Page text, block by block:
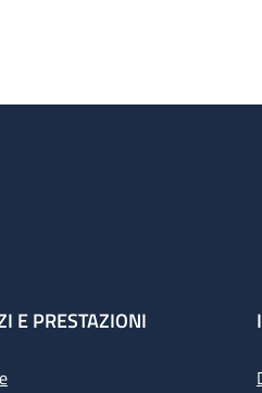
E PRESTAZIONI